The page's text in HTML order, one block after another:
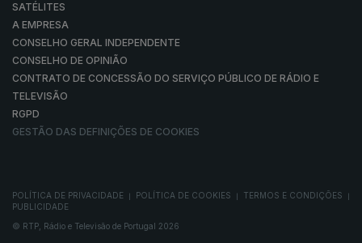
SATÉLITES
A EMPRESA
CONSELHO GERAL INDEPENDENTE
CONSELHO DE OPINIÃO
CONTRATO DE CONCESSÃO DO SERVIÇO PÚBLICO DE RÁDIO E
TELEVISÃO
RGPD
GESTÃO DAS DEFINIÇÕES DE COOKIES
POLÍTICA DE PRIVACIDADE POLÍTICA DE COOKIES TERMOS E CONDIÇÕES
PUBLICIDADE
© RTP, Rádio e Televisão de Portugal 2026